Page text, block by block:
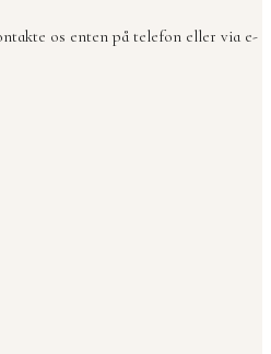
os enten på telefon eller via e-